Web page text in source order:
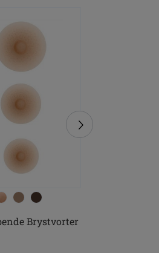
Brystvorter